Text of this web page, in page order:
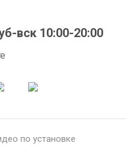
вск 10:00-20:00
по установке